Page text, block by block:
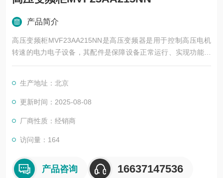
产品简介
高压变频柜MVF23AA215NN是高压变频器是用于控制高压电机
转速的电力电子设备，其配件是保障设备正常运行、实现功能扩
展及维护维修的重要组成部分。这些配件种类繁多，涵盖了功率
生产地址：北京
更新时间：2025-08-08
厂商性质：经销商
访问量：164
产品咨询 16637147536